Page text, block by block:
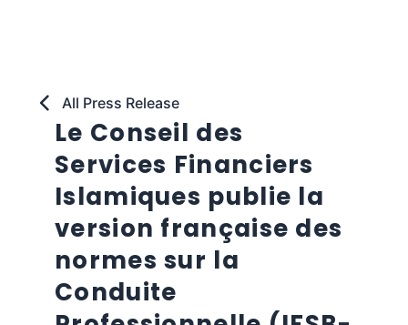
All Press Release
Le Conseil des
Services Financiers
Islamiques publie la
version française des
normes sur la
Conduite